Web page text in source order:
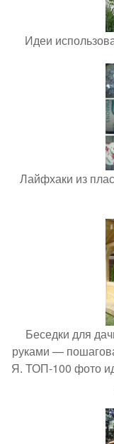
Идеи
Лайфхаки из
Беседки для
руками —
Я. ТОП-100 фото